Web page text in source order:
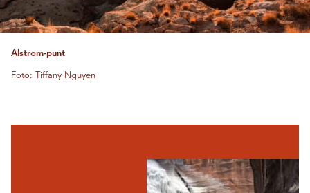
Alstrom-punt
Foto: Tiffany Nguyen